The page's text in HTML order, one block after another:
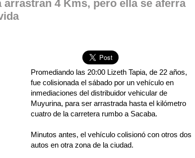
4 Kms, pero ella se aferra
Promediando las 20:00 Lizeth Tapia, de 22 años,
fue colisionada el sábado por un vehículo en
inmediaciones del distribuidor vehicular de
Muyurina, para ser arrastrada hasta el kilómetro
cuatro de la carretera rumbo a Sacaba.
Minutos antes, el vehículo colisionó con otros dos
autos en otra zona de la ciudad.